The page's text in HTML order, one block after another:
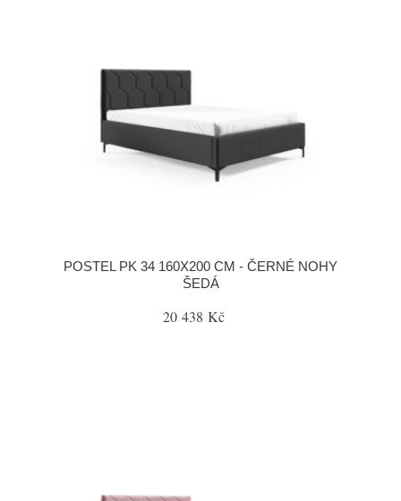
POSTEL PK 34 160X200 CM - ČERNÉ NOHY
ŠEDÁ
20 438 Kč